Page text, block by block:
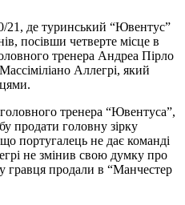
21, де туринський “Ювентус”
посівши четверте місце в
тренера Андреа Пірло
Аллегрі, який
тренера “Ювентуса”,
продати головну зірку
португалець не дає команді
не змінив свою думку про
гравця продали в “Манчестер